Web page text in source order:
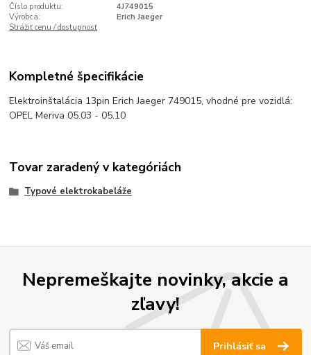
Číslo produktu:
4J749015
Výrobca:
Erich Jaeger
Strážiť cenu / dostupnosť
Kompletné špecifikácie
Elektroinštalácia 13pin Erich Jaeger 749015, vhodné pre vozidlá:
OPEL Meriva 05.03 - 05.10
Tovar zaradený v kategóriách
Typové elektrokabeláže
Nepremeškajte novinky, akcie a
zľavy!
Prihlásiť sa